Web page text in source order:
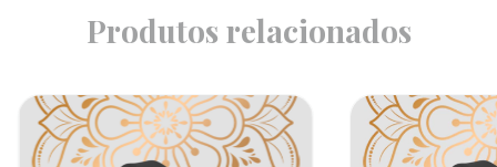
Produtos relacionados